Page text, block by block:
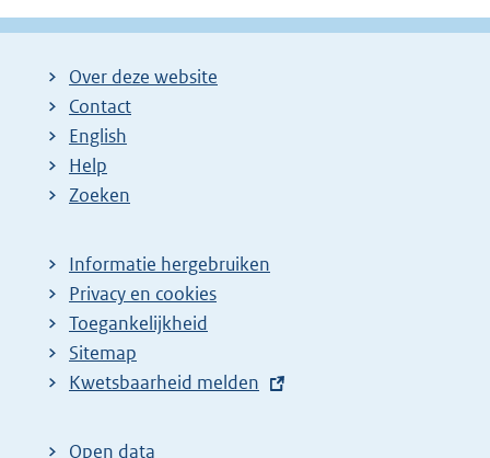
Over deze website
Contact
English
Help
Zoeken
Informatie hergebruiken
Privacy en cookies
Toegankelijkheid
Sitemap
E
t
Kwetsbaarheid melden
Open data